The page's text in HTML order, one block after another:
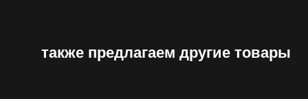
также предлагаем другие товары